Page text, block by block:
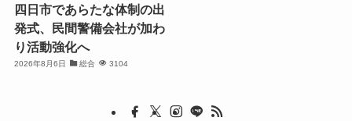
四日市であらたな体制の出
発式、民間警備会社が加わ
り活動強化へ
2026年8月6日 総合 3104